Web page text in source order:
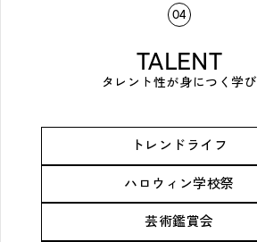
04
TALENT
タレント性が身につく学び
トレンドライフ
ハロウィン学校祭
芸術鑑賞会